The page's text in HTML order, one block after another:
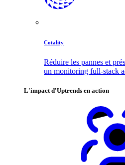
Cotality
Réduire les pannes et
un monitoring full-stack
L'impact d'Uptrends en action